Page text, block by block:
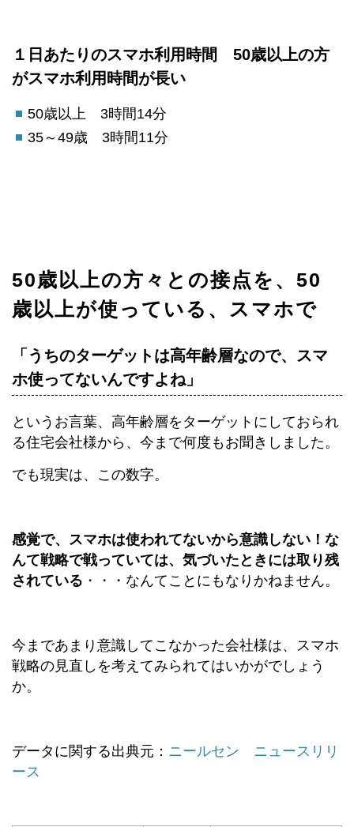
１日あたりのスマホ利用時間 50歳以上の方
がスマホ利用時間が長い
50歳以上 3時間14分
35～49歳 3時間11分
50歳以上の方々との接点を、50
歳以上が使っている、スマホで
「うちのターゲットは高年齢層なので、スマ
ホ使ってないんですよね」
というお言葉、高年齢層をターゲットにしておられ
る住宅会社様から、今まで何度もお聞きしました。
でも現実は、この数字。
感覚で、スマホは使われてないから意識しない！な
んて戦略で戦っていては、気づいたときには取り残
されている ・・・なんてことにもなりかねません。
今まであまり意識してこなかった会社様は、スマホ
戦略の見直しを考えてみられてはいかがでしょう
か。
データに関する出典元： ニールセン ニュースリリ
ース